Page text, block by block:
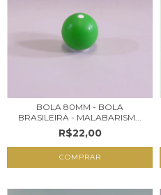
BOLA 80MM - BOLA
BRASILEIRA - MALABARISM...
R$22,00